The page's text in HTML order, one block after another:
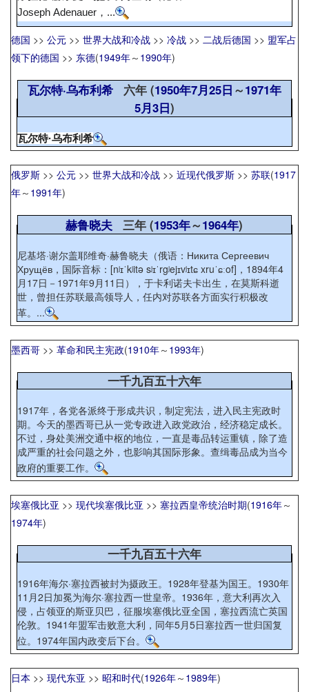
Joseph Adenauer ，...
德国 >> 公元 >> 世界大战和冷战 >> 冷战 >> 二战后德国 >> 盟军占
领下的德国 >> 东德(1949年～ 1990年)
瓦尔特·乌布利希六年 (1950年7月25日 ～1971年
5月3日)
瓦尔特·乌布利希
俄罗斯 >> 公元 >> 世界大战和冷战 >> 近现代俄罗斯 >> 苏联(1917
年～ 1991年)
赫鲁晓夫 三年 (1953年～1964年)
尼基塔·谢尔盖耶维奇·赫鲁晓夫（俄语：Никита Сергеевич
Хрущёв，国际音标：[nʲɪˈkʲitə sʲɪˈrgʲejɪvʲɪtɕ xruˈɕːof]，1894年4
月17日－1971年9月11日），于卡利诺夫卡出生，在莫斯科逝
世，曾担任苏联最高领导人，任内对苏联各方面实行积极改
革。...
墨西哥 >> 革命和民主宪政(1910年～ 1993年)
一千九百五十六年
1917年，各党各派终于形成共识，制定宪法，进入民主宪政时
期。今天的墨西哥已从一党专政进入政党政治，经济稳定成长。
不过，身处美洲交通中枢的地位，一直是毒品转运重镇，除了造
成严重的社会问题之外，也影响其国际形象。查缉毒品成为当今
政府的重要工作。
埃塞俄比亚 >> 现代埃塞俄比亚 >> 塞拉西皇帝统治时期(1916年～
1974年)
一千九百五十六年
1916年海尔·塞拉西被封为摄政王。1928年登基为国王。1930年
11月2日加冕为海尔·塞拉西一世皇帝。1936年，意大利再次入
侵，占领亚的斯亚贝巴，征服埃塞俄比亚全国，塞拉西流亡英国
伦敦。1941年盟军击败意大利，同年5月5日塞拉西一世归国复
位。1974年国内政变后下台。
日本 >> 现代东亚 >> 昭和时代(1926年～ 1989年)